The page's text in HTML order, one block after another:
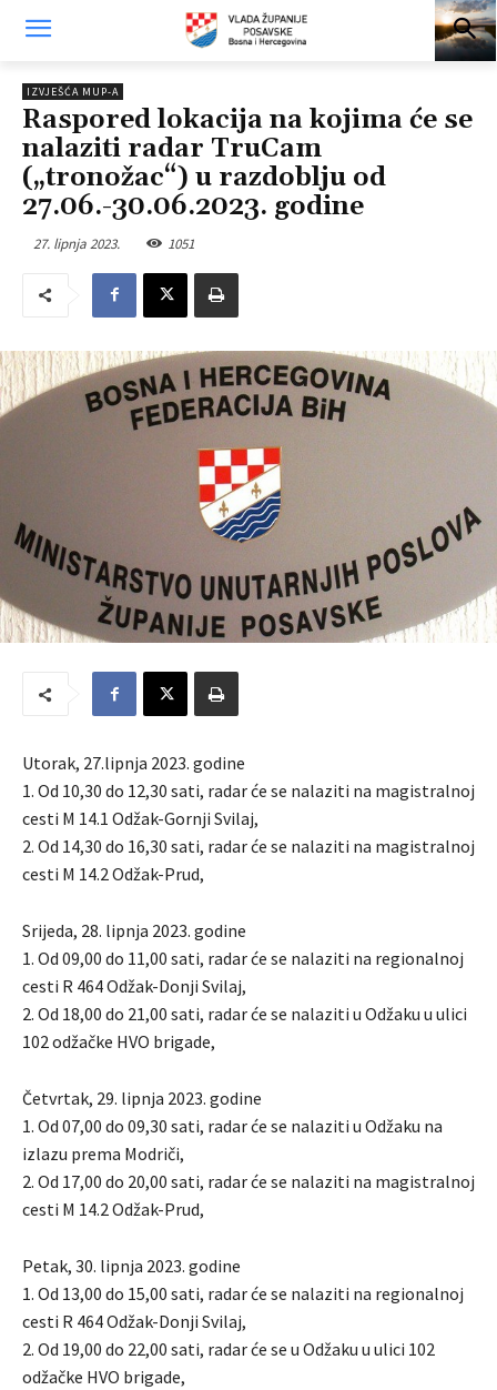
IZVJEŠĆA MUP-A
Raspored lokacija na kojima će se
nalaziti radar TruCam
(„tronožac“) u razdoblju od
27.06.-30.06.2023. godine
27. lipnja 2023. 1051
Utorak, 27.lipnja 2023. godine
1. Od 10,30 do 12,30 sati, radar će se nalaziti na magistralnoj
cesti M 14.1 Odžak-Gornji Svilaj,
2. Od 14,30 do 16,30 sati, radar će se nalaziti na magistralnoj
cesti M 14.2 Odžak-Prud,
Srijeda, 28. lipnja 2023. godine
1. Od 09,00 do 11,00 sati, radar će se nalaziti na regionalnoj
cesti R 464 Odžak-Donji Svilaj,
2. Od 18,00 do 21,00 sati, radar će se nalaziti u Odžaku u ulici
102 odžačke HVO brigade,
Četvrtak, 29. lipnja 2023. godine
1. Od 07,00 do 09,30 sati, radar će se nalaziti u Odžaku na
izlazu prema Modriči,
2. Od 17,00 do 20,00 sati, radar će se nalaziti na magistralnoj
cesti M 14.2 Odžak-Prud,
Petak, 30. lipnja 2023. godine
1. Od 13,00 do 15,00 sati, radar će se nalaziti na regionalnoj
cesti R 464 Odžak-Donji Svilaj,
2. Od 19,00 do 22,00 sati, radar će se u Odžaku u ulici 102
odžačke HVO brigade,